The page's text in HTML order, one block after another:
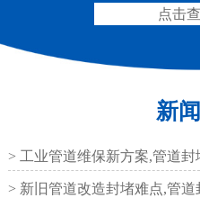
圆形四氟板橡胶支座
点击
新
> 工业管道维保新方案,管道
> 新旧管道改造封堵难点,管